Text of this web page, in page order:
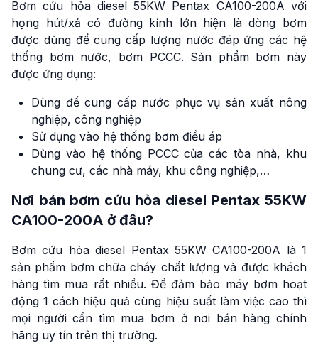
Bơm cứu hỏa diesel 55KW Pentax CA100-200A với
họng hút/xả có đường kính lớn hiện là dòng bơm
được dùng để cung cấp lượng nước đáp ứng các hệ
thống bơm nước, bơm PCCC. Sản phẩm bơm này
được ứng dụng:
Dùng để cung cấp nước phục vụ sản xuất nông
nghiệp, công nghiệp
Sử dụng vào hệ thống bơm điều áp
Dùng vào hệ thống PCCC của các tòa nhà, khu
chung cư, các nhà máy, khu công nghiệp,…
Nơi bán bơm cứu hỏa diesel Pentax 55KW
CA100-200A ở đâu?
Bơm cứu hỏa diesel Pentax 55KW CA100-200A là 1
sản phẩm bơm chữa cháy chất lượng và được khách
hàng tìm mua rất nhiều. Để đảm bảo máy bơm hoạt
động 1 cách hiệu quả cùng hiệu suất làm việc cao thì
mọi người cần tìm mua bơm ở nơi bán hàng chính
hãng uy tín trên thị trường.